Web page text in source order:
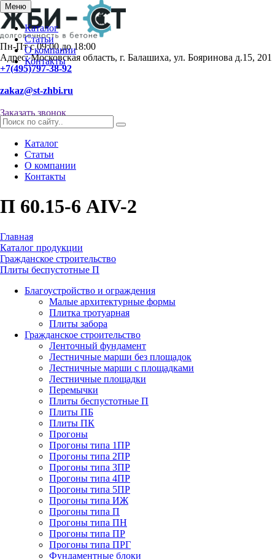
Меню
Каталог
Статьи
О компании
Контакты
Пн-Пт с 09:00 до 18:00
Адрес: Московская область, г. Балашиха, ул. Бояринова д.15, 201
+7(495)797-38-92
zakaz@st-zhbi.ru
Заказать звонок
Каталог
Статьи
О компании
Контакты
П 60.15-6 АIV-2
Главная
Каталог продукции
Гражданское строительство
Плиты беспустотные П
Благоустройство и ограждения
Малые архитектурные формы
Плитка тротуарная
Плиты забора
Гражданское строительство
Ленточный фундамент
Лестничные марши без площадок
Лестничные марши с площадками
Лестничные площадки
Перемычки
Плиты беспустотные П
Плиты ПБ
Плиты ПК
Прогоны
Прогоны типа 1ПР
Прогоны типа 2ПР
Прогоны типа 3ПР
Прогоны типа 4ПР
Прогоны типа 5ПР
Прогоны типа ИЖ
Прогоны типа П
Прогоны типа ПН
Прогоны типа ПР
Прогоны типа ПРГ
Фундаментные блоки